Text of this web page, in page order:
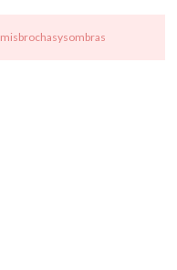
misbrochasysombras